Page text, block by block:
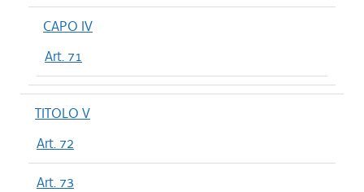
CAPO IV
Art. 71
TITOLO V
Art. 72
Art. 73